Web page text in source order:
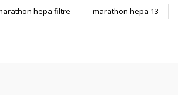
hepa filtre
marathon hepa 13